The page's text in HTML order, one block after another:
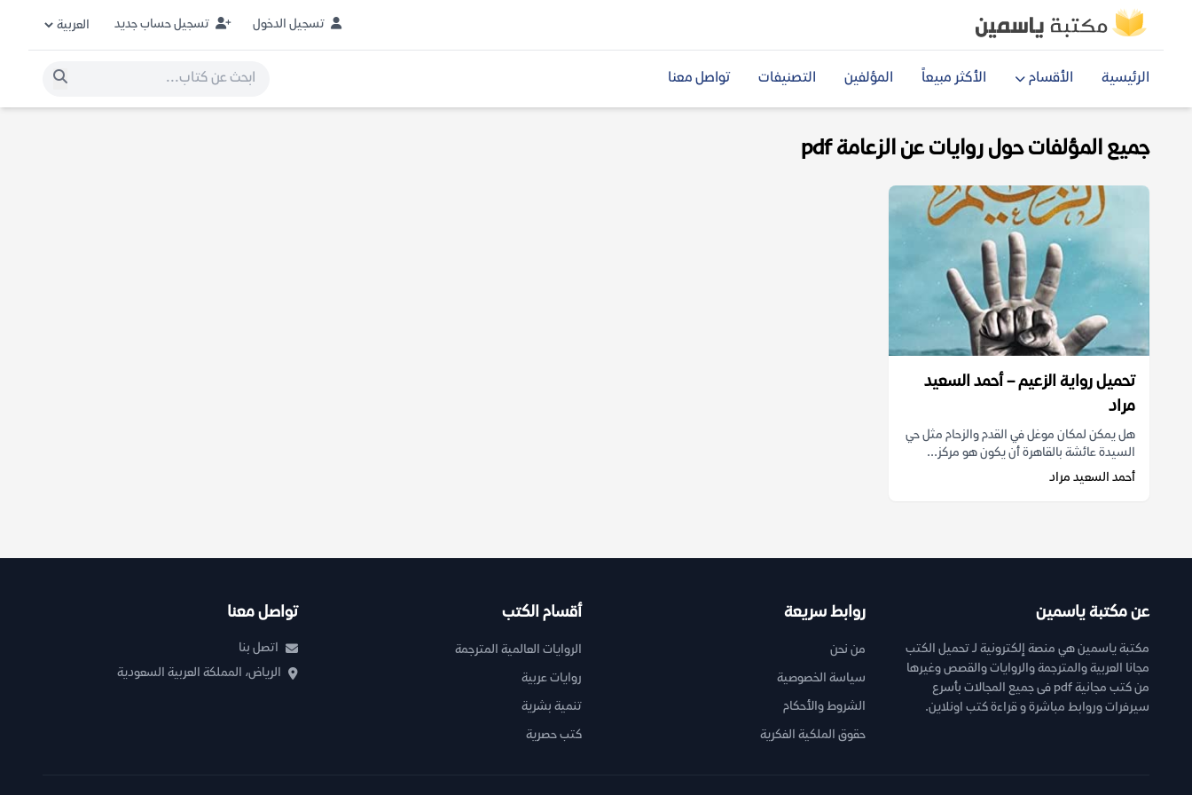
تسجيل الدخول تسجيل حساب جديد
الرئيسية الأقسام الأكثر مبيعاً المؤلفين التصنيفات تواصل معنا
جميع المؤلفات حول روايات عن الزعامة pdf
تحميل رواية الزعيم – أحمد السعيد
مراد
هل يمكن لمكان موغل في القدم والزحام مثل حي
السيدة عائشة بالقاهرة أن يكون هو مركز...
أحمد السعيد مراد
عن مكتبة ياسمين
مكتبة ياسمين هي منصة إلكترونية لـ تحميل الكتب
مجانا العربية والمترجمة والروايات والقصص وغيرها
من كتب مجانية pdf فى جميع المجالات بأسرع
سيرفرات وروابط مباشرة و قراءة كتب اونلاين.
روابط سريعة
من نحن
سياسة الخصوصية
الشروط والأحكام
حقوق الملكية الفكرية
أقسام الكتب
الروايات العالمية المترجمة
روايات عربية
تنمية بشرية
كتب حصرية
تواصل معنا
اتصل بنا
الرياض، المملكة العربية السعودية